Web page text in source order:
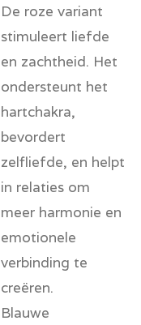
De roze variant
stimuleert liefde
en zachtheid. Het
ondersteunt het
hartchakra,
bevordert
zelfliefde, en helpt
in relaties om
meer harmonie en
emotionele
verbinding te
creëren.
Blauwe